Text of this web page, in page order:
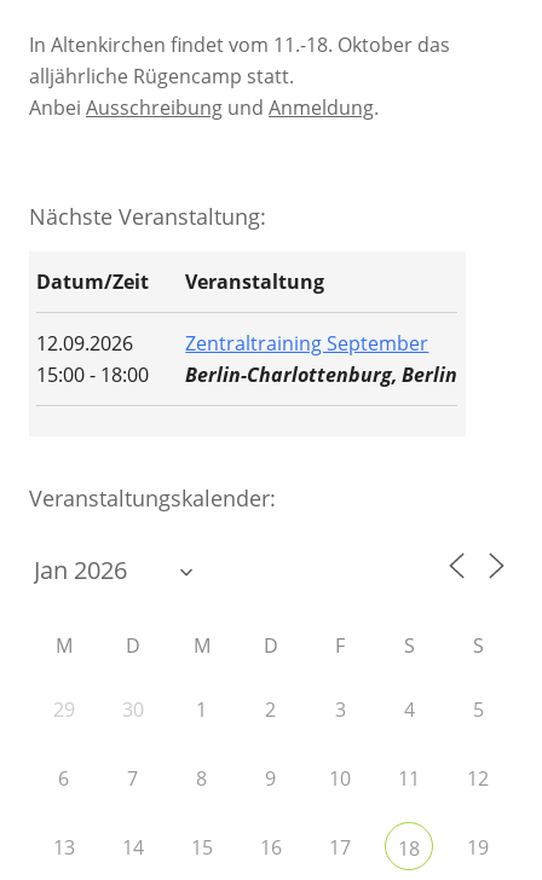
In Altenkirchen findet vom 11.-18. Oktober das
alljährliche Rügencamp statt.
Anbei Ausschreibung und Anmeldung.
Nächste Veranstaltung:
Datum/Zeit Veranstaltung
12.09.2026
15:00 - 18:00
Zentraltraining September
Berlin-Charlottenburg, Berlin
Veranstaltungskalender:
M D M D F S S
29 30 1 2 3 4 5
6 7 8 9 10 11 12
13 14 15 16 17 18 19